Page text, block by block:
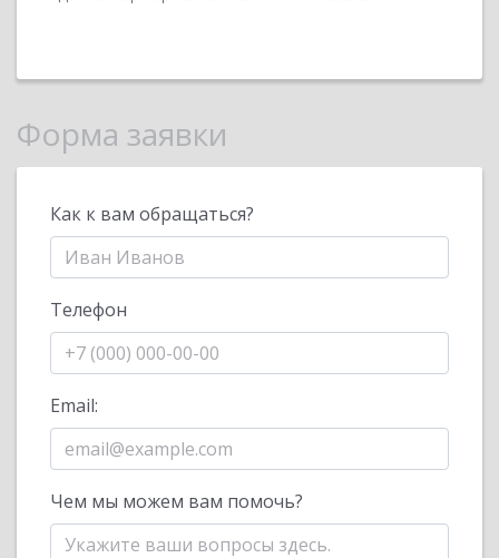
Форма заявки
Как к вам обращаться?
Телефон
Email:
Чем мы можем вам помочь?